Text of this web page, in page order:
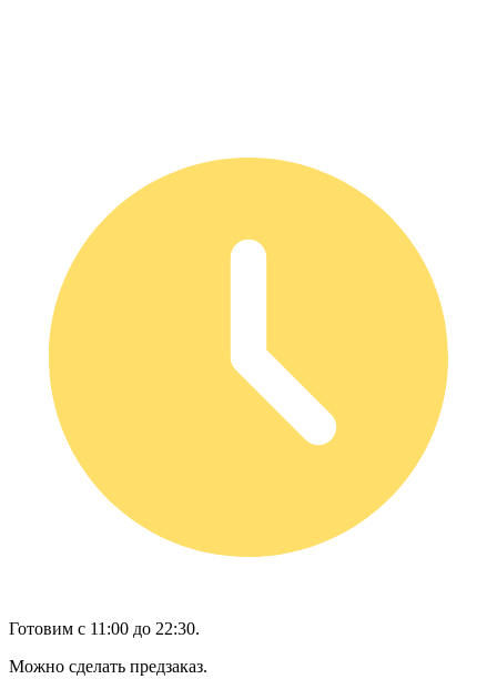
Готовим с 11:00 до 22:30.
Можно сделать предзаказ.